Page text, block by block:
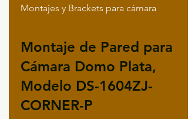
Montajes y Brackets para cámara
Montaje de Pared para
Cámara Domo Plata,
Modelo DS-1604ZJ-
CORNER-P